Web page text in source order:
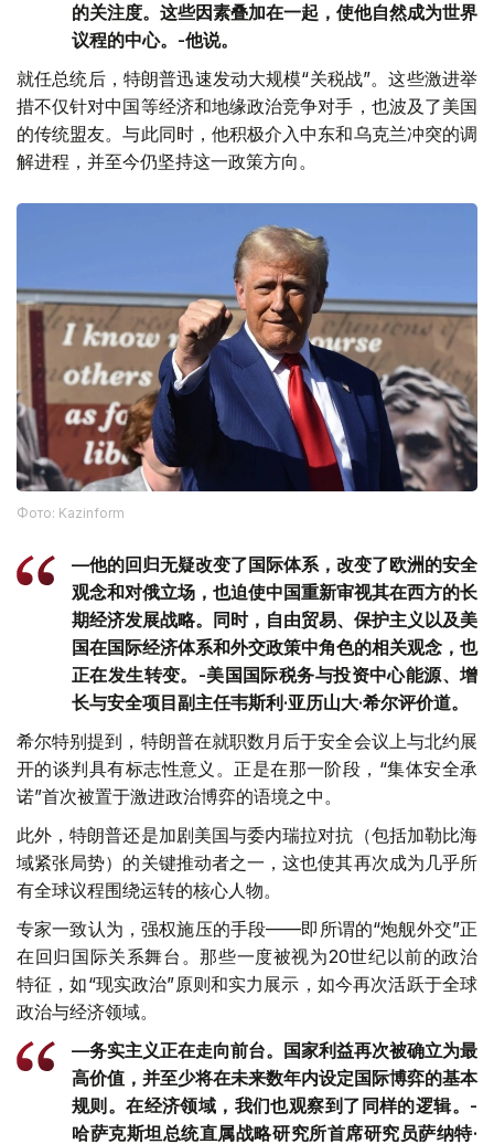
的关注度。这些因素叠加在一起，使他自然成为世界
议程的中心。-他说。
就任总统后，特朗普迅速发动大规模“关税战”。这些激进举
措不仅针对中国等经济和地缘政治竞争对手，也波及了美国
的传统盟友。与此同时，他积极介入中东和乌克兰冲突的调
解进程，并至今仍坚持这一政策方向。
Фото: Kazinform
—他的回归无疑改变了国际体系，改变了欧洲的安全
观念和对俄立场，也迫使中国重新审视其在西方的长
期经济发展战略。同时，自由贸易、保护主义以及美
国在国际经济体系和外交政策中角色的相关观念，也
正在发生转变。-美国国际税务与投资中心能源、增
长与安全项目副主任韦斯利·亚历山大·希尔评价道。
希尔特别提到，特朗普在就职数月后于安全会议上与北约展
开的谈判具有标志性意义。正是在那一阶段，“集体安全承
诺”首次被置于激进政治博弈的语境之中。
此外，特朗普还是加剧美国与委内瑞拉对抗（包括加勒比海
域紧张局势）的关键推动者之一，这也使其再次成为几乎所
有全球议程围绕运转的核心人物。
专家一致认为，强权施压的手段——即所谓的“炮舰外交”正
在回归国际关系舞台。那些一度被视为20世纪以前的政治
特征，如“现实政治”原则和实力展示，如今再次活跃于全球
政治与经济领域。
—务实主义正在走向前台。国家利益再次被确立为最
高价值，并至少将在未来数年内设定国际博弈的基本
规则。在经济领域，我们也观察到了同样的逻辑。-
哈萨克斯坦总统直属战略研究所首席研究员萨纳特·